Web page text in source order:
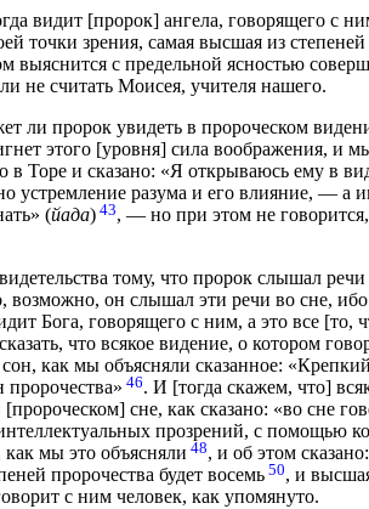
видит [пророк] ангела, говорящего с
точки зрения, самая высшая из
выяснится с предельной ясностью
не считать Моисея, учителя нашего.
ли пророк увидеть в пророческом
этого [уровня] сила воображения, и
в Торе и сказано: «Я открываюсь ему в
устремление разума и его влияние, — а
(йада) 43, — но при этом не
тому, что пророк слышал
возможно, он слышал эти речи во сне,
Бога, говорящего с ним, а это все
что всякое видение, о котором
как мы объясняли сказанное:
46. И [тогда скажем, что]
сне, как сказано: «во сне
прозрений, с помощью
мы это объясняли 48, и об этом
пророчества будет восемь 50, и
с ним человек, как упомянуто.